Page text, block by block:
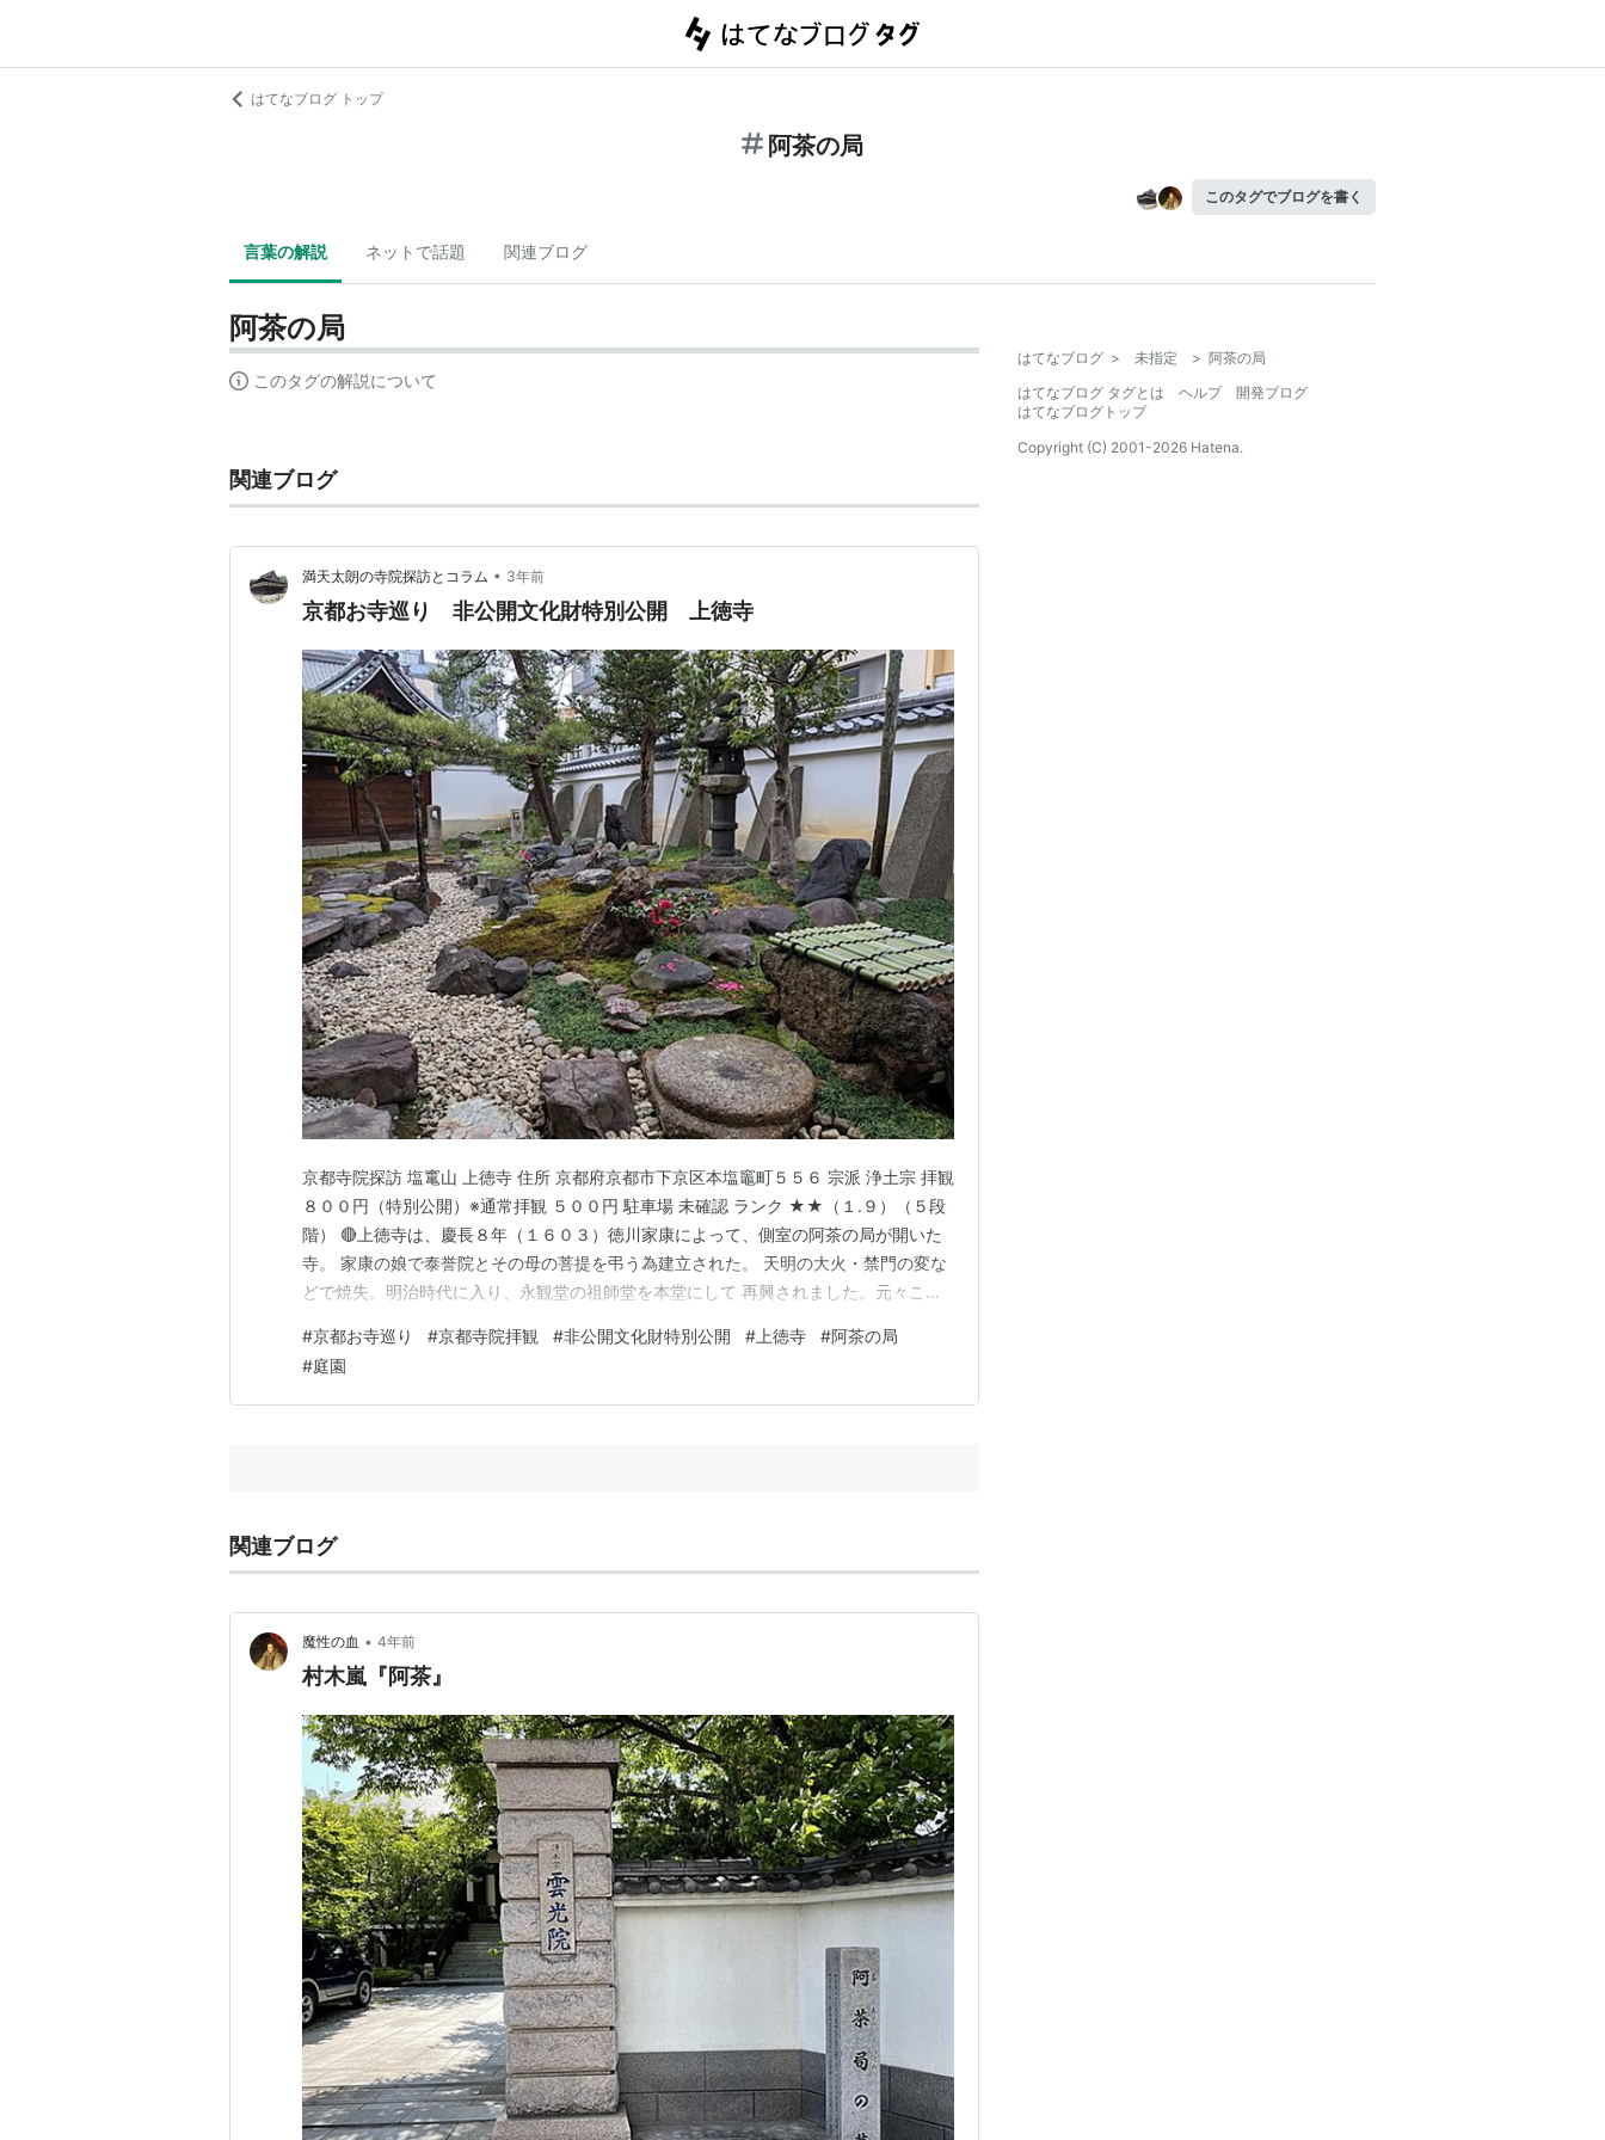
はてなブログ トップ
阿茶の局
このタグでブログを書く
言葉の解説 ネットで話題 関連ブログ
阿茶の局
このタグの解説について
関連ブログ
満天太朗の寺院探訪とコラム • 3年前
京都お寺巡り 非公開文化財特別公開 上徳寺
京都寺院探訪 塩竃山 上徳寺 住所 京都府京都市下京区本塩竈町５５６ 宗派 浄土宗 拝観
８００円（特別公開）※通常拝観 ５００円 駐車場 未確認 ランク ★★（１.９）（５段
階） 🔴上徳寺は、慶長８年（１６０３）徳川家康によって、側室の阿茶の局が開いた
寺。 家康の娘で泰誉院とその母の菩提を弔う為建立された。 天明の大火・禁門の変な
どで焼失。明治時代に入り、永観堂の祖師堂を本堂にして 再興されました。元々この
け・安産などの御利益を求め信仰されています。 石像地蔵菩薩（世継地蔵） 阿茶の
局・肖像画
#京都お寺巡り #京都寺院拝観 #非公開文化財特別公開 # 上徳寺 #阿茶の局
#庭園
関連ブログ
魔性の血 • 4年前
村木嵐『阿茶』
はてなブログ > 未指定 > 阿茶の局
はてなブログ タグとは
ヘルプ
開発ブログ
はてなブログトップ
Copyright (C) 2001-2026 Hatena.